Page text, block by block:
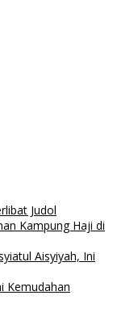
Judol
Kampung Haji di
Aisyiyah, Ini
Kemudahan